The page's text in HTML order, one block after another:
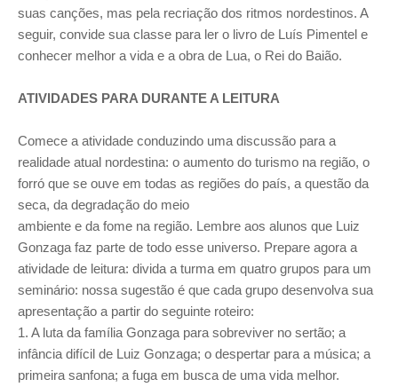
suas canções, mas pela recriação dos ritmos nordestinos. A
seguir, convide sua classe para ler o livro de Luís Pimentel e
conhecer melhor a vida e a obra de Lua, o Rei do Baião.
ATIVIDADES PARA DURANTE A LEITURA
Comece a atividade conduzindo uma discussão para a
realidade atual nordestina: o aumento do turismo na região, o
forró que se ouve em todas as regiões do país, a questão da
seca, da degradação do meio
ambiente e da fome na região. Lembre aos alunos que Luiz
Gonzaga faz parte de todo esse universo. Prepare agora a
atividade de leitura: divida a turma em quatro grupos para um
seminário: nossa sugestão é que cada grupo desenvolva sua
apresentação a partir do seguinte roteiro:
1. A luta da família Gonzaga para sobreviver no sertão; a
infância difícil de Luiz Gonzaga; o despertar para a música; a
primeira sanfona; a fuga em busca de uma vida melhor.